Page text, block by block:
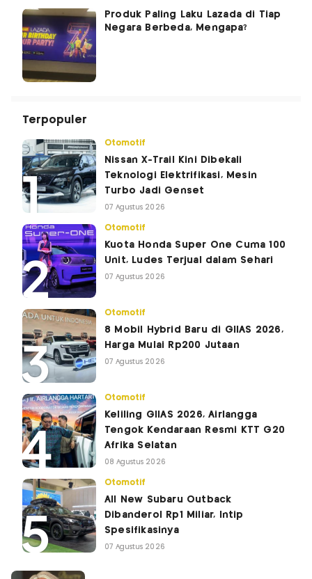
Produk Paling Laku Lazada di Tiap
Negara Berbeda, Mengapa?
Terpopuler
Otomotif
Nissan X-Trail Kini Dibekali
Teknologi Elektrifikasi, Mesin
Turbo Jadi Genset
07 Agustus 2026
Otomotif
Kuota Honda Super One Cuma 100
Unit, Ludes Terjual dalam Sehari
07 Agustus 2026
Otomotif
8 Mobil Hybrid Baru di GIIAS 2026,
Harga Mulai Rp200 Jutaan
07 Agustus 2026
Otomotif
Keliling GIIAS 2026, Airlangga
Tengok Kendaraan Resmi KTT G20
Afrika Selatan
08 Agustus 2026
Otomotif
All New Subaru Outback
Dibanderol Rp1 Miliar, Intip
Spesifikasinya
07 Agustus 2026